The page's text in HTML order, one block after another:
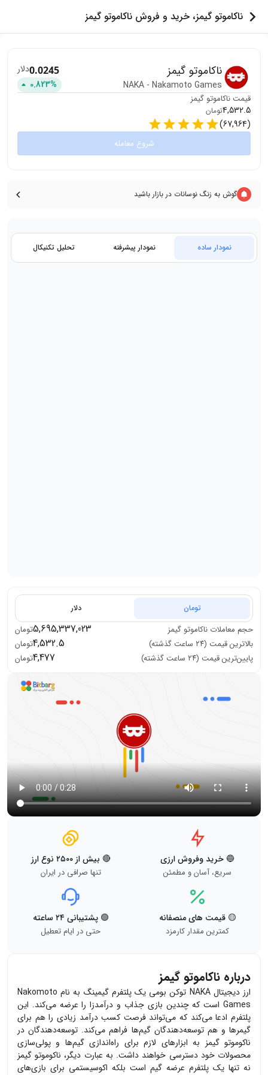
ناکاموتو گیمز، خرید و فروش ناکاموتو گیمز
ناکاموتو گیمز
NAKA - Nakamoto Games
0.0245دلار
0.823%
قیمت ناکاموتو گیمز
4,532.5تومان
(
67,964
)
شروع معامله
گوش به زنگ نوسانات در بازار باشید
نمودار ساده نمودار پیشرفته تحلیل تکنیکال
تومان دلار
حجم معاملات ناکاموتو گیمز 5,695,337,023تومان
بالاترین قیمت (۲۴ ساعت گذشته)
4,532.5تومان
پایین‌ترین قیمت (۲۴ ساعت گذشته)
4,477تومان
🔵 خرید وفروش ارزی
سریع، آسان و مطمئن
🔴 بیش از ۲۵۰۰ نوع ارز
تنها صرافی در ایران
🟡 قیمت های منصفانه
کمترین مقدار کارمزد
🟢 پشتیبانی ۲۴ ساعته
حتی در ایام تعطیل
درباره ناکاموتو گیمز
ارز دیجیتال NAKA توکن بومی یک پلتفرم گیمینگ به نام Nakomoto
Games است که چندین بازی جذاب و درآمدزا را عرضه می‌کند. این
پلتفرم ادعا می‌کند که می‌تواند فرصت کسب درآمد زیادی را هم برای
گیمرها و هم توسعه‌دهندگان گیم‌ها فراهم می‌کند. توسعه‌دهندگان در
ناکوموتو گیمز به ابزارهای لازم برای راه‌اندازی گیم‌ها و پولی‌سازی
محصولات خود دسترسی خواهند داشت. به عبارت دیگر، ‌ناکوموتو گیمز
نه تنها یک پلتفرم عرضه گیم است بلکه اکوسیستمی برای بازی‌های